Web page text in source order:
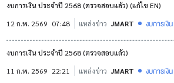
งบการเงิน ประจำปี 2568 (ตรวจสอบแล้ว) (แก้ไข EN)
12 ก.พ. 2569 07:48 แหล่งข่าว JMART งบการเงิน
งบการเงิน ประจำปี 2568 (ตรวจสอบแล้ว)
11 ก.พ. 2569 22:21 แหล่งข่าว JMART งบการเงิน